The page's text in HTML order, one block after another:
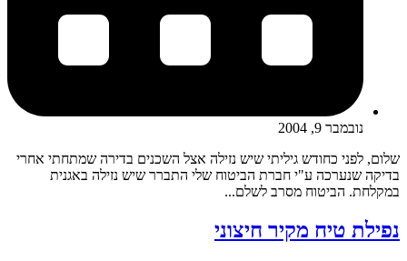
נובמבר 9, 2004
שלום, לפני כחודש גיליתי שיש נזילה אצל השכנים בדירה שמתחתי אחרי
בדיקה שנערכה ע"י חברת הביטוח שלי התברר שיש נזילה באגנית
במקלחת. הביטוח מסרב לשלם...
נפילת טיח מקיר חיצוני